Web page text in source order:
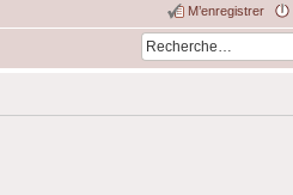
M’enregistrer